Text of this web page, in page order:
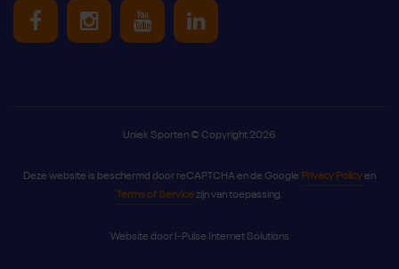
Uniek Sporten op Facebook
Uniek Sporten op Instagram
Uniek Sporten op Youtube
Uniek Sporten op
Uniek Sporten © Copyright 2026
Deze website is beschermd door reCAPTCHA en de Google Privacy Policyen
Terms of Servicezijn van toepassing.
Website door I-Pulse Internet Solutions